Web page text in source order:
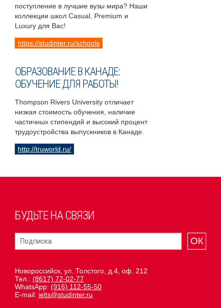
поступление в лучшие вузы мира? Наши
коллекции школ Casual, Premium и
Luxury для Вас!
https://studinter.ru/schools
ОБРАЗОВАНИЕ В КАНАДЕ:
ОБУЧЕНИЕ ДЛЯ РАБОТЫ!
Thompson Rivers University отличает
низкая стоимость обучения, наличие
частичных стипендий и высокий процент
трудоустройства выпускников в Канаде.
http://truworld.ru/
БУДЬТЕ НА СВЯЗИ
ОК
Новороссийск, ул. Толстого, д.4, оф. 212
Тел.: (8617) 72-02-77
WhatsApp: (916) 112-55-50
E-mail: ielts@studinter.ru